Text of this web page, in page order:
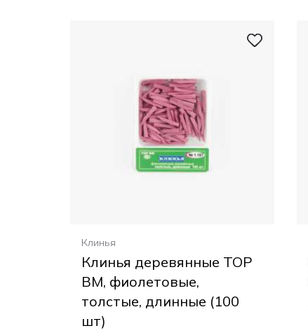
Клинья
Клинья деревянные ТОР
ВМ, фиолетовые,
толстые, длинные (100
шт)